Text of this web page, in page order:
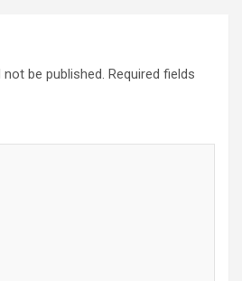
be published. Required fields